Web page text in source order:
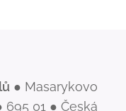
● Masarykovo
01 ● Česká